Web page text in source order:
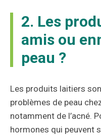
2. Les
amis ou
peau ?
Les produits laitiers
problèmes de peau
notamment de l’acné.
hormones qui peuvent